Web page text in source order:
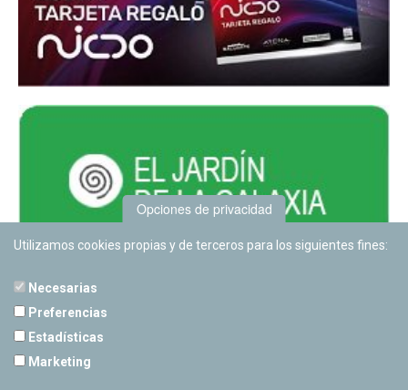
Opciones de privacidad
Utilizamos cookies propias y de terceros para los siguientes fines:
Necesarias
Preferencias
Estadísticas
Marketing